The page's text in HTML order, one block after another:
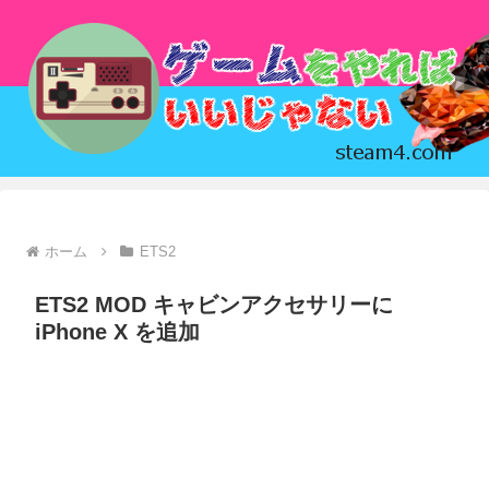
ホーム ETS2
ETS2 MOD キャビンアクセサリーに
iPhone X を追加